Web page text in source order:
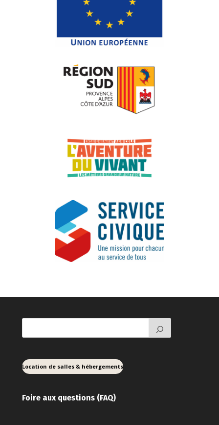
Location de salles & hébergements
Foire aux questions (FAQ)